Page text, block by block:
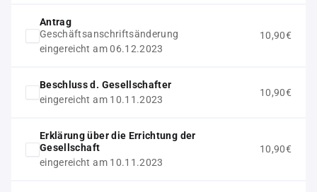
Antrag
Geschäftsanschriftsänderung
eingereicht am 06.12.2023
10,90€
Beschluss d. Gesellschafter
eingereicht am 10.11.2023
10,90€
Erklärung über die Errichtung der
Gesellschaft
eingereicht am 10.11.2023
10,90€